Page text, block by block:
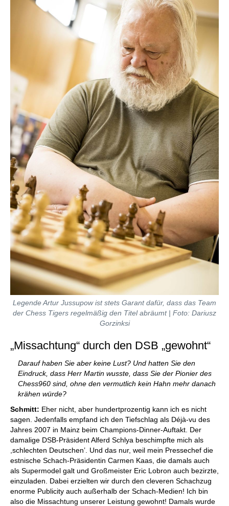
Legende Artur Jussupow ist stets Garant dafür, dass das Team
der Chess Tigers regelmäßig den Titel abräumt | Foto: Dariusz
Gorzinksi
„Missachtung“ durch den DSB „gewohnt“
Darauf haben Sie aber keine Lust? Und hatten Sie den
Eindruck, dass Herr Martin wusste, dass Sie der Pionier des
Chess960 sind, ohne den vermutlich kein Hahn mehr danach
krähen würde?
Schmitt: Eher nicht, aber hundertprozentig kann ich es nicht
sagen. Jedenfalls empfand ich den Tiefschlag als Déjà-vu des
Jahres 2007 in Mainz beim Champions-Dinner-Auftakt. Der
damalige DSB-Präsident Alferd Schlya beschimpfte mich als
,schlechten Deutschen’. Und das nur, weil mein Pressechef die
estnische Schach-Präsidentin Carmen Kaas, die damals auch
als Supermodel galt und Großmeister Eric Lobron auch bezirzte,
einzuladen. Dabei erzielten wir durch den cleveren Schachzug
enorme Publicity auch außerhalb der Schach-Medien! Ich bin
also die Missachtung unserer Leistung gewohnt! Damals wurde